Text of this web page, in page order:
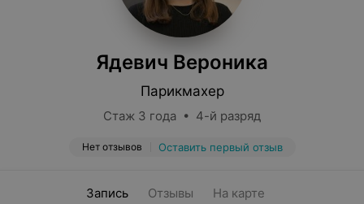
Ядевич Вероника
Парикмахер
Стаж 3 года • 4-й разряд
Нет отзывов Оставить первый отзыв
Запись Отзывы На карте